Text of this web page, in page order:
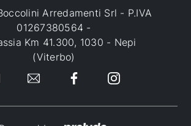
Arredamenti Srl - P.IVA
01267380564 -
Km 41.300, 1030 - Nepi
(Viterbo)